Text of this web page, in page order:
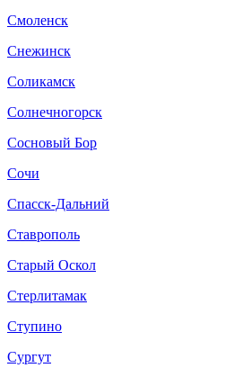
Смоленск
Снежинск
Соликамск
Солнечногорск
Сосновый Бор
Сочи
Спасск-Дальний
Ставрополь
Старый Оскол
Стерлитамак
Ступино
Сургут